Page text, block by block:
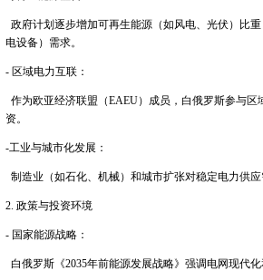
政府计划逐步增加可再生能源（如风电、光伏）比
电设备）需求。
- 区域电力互联：
作为欧亚经济联盟（EAEU）成员，白俄罗斯参与
资。
-工业与城市化发展：
制造业（如石化、机械）和城市扩张对稳定电力供
2. 政策与投资环境
- 国家能源战略：
白俄罗斯《2035年前能源发展战略》强调电网现代